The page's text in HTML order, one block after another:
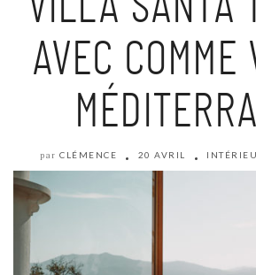
AVEC COMME
par CLÉMENCE 20 AVRIL